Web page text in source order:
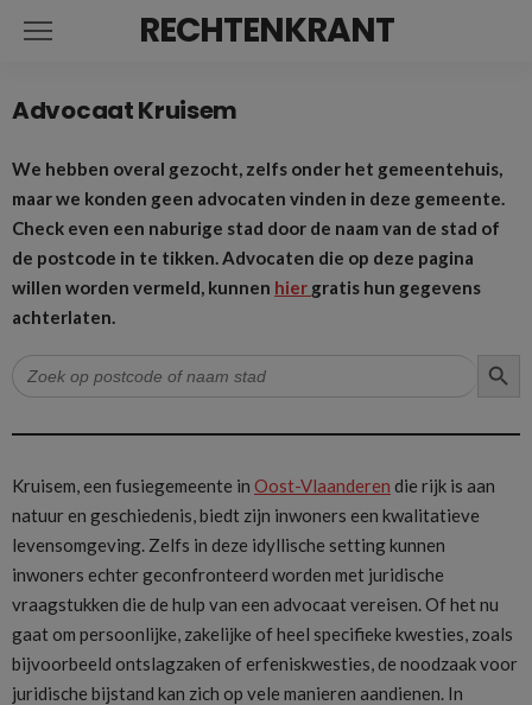
RECHTENKRANT
Advocaat Kruisem
We hebben overal gezocht, zelfs onder het gemeentehuis,
maar we konden geen advocaten vinden in deze gemeente.
Check even een naburige stad door de naam van de stad of
de postcode in te tikken. Advocaten die op deze pagina
willen worden vermeld, kunnen hier gratis hun gegevens
achterlaten.
Zoek
naar:
Kruisem, een fusiegemeente in Oost-Vlaanderen die rijk is aan
natuur en geschiedenis, biedt zijn inwoners een kwalitatieve
levensomgeving. Zelfs in deze idyllische setting kunnen
inwoners echter geconfronteerd worden met juridische
vraagstukken die de hulp van een advocaat vereisen. Of het nu
gaat om persoonlijke, zakelijke of heel specifieke kwesties, zoals
bijvoorbeeld ontslagzaken of erfeniskwesties, de noodzaak voor
juridische bijstand kan zich op vele manieren aandienen. In